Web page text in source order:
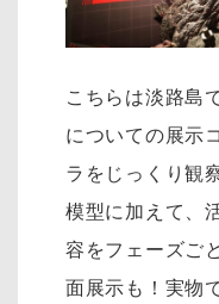
こちらは淡路島
についての展示
ラをじっくり観
模型に加えて、
容をフェーズご
面展示も！実物